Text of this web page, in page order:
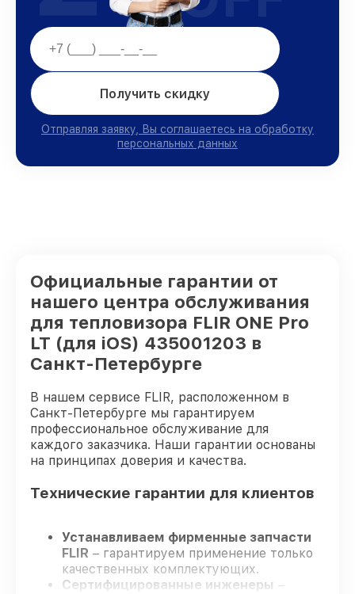
Получить скидку
Отправляя заявку, Вы соглашаетесь на обработку
персональных данных
Официальные гарантии от
нашего центра обслуживания
для тепловизора FLIR ONE Pro
LT (для iOS) 435001203 в
Санкт-Петербурге
В нашем сервисе FLIR, расположенном в
Санкт-Петербурге мы гарантируем
профессиональное обслуживание для
каждого заказчика. Наши гарантии основаны
на принципах доверия и качества.
Технические гарантии для клиентов
Устанавливаем фирменные запчасти
FLIR – гарантируем применение только
качественных комплектующих.
Сертифицированные инженеры –